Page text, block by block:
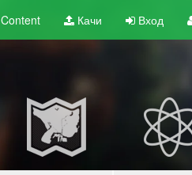
Content Качи Вход